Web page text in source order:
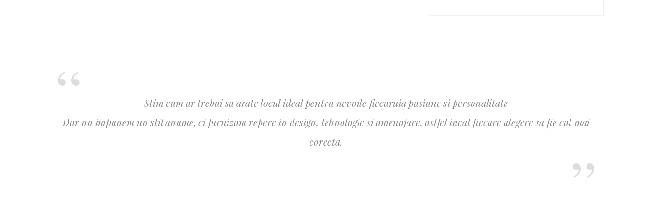
Stim cum ar trebui sa arate locul ideal pentru nevoile fiecaruia pasiune si personalitate
Dar nu impunem un stil anume, ci furnizam repere in design, tehnologie si amenajare, astfel incat fiecare alegere sa fie cat mai
corecta.